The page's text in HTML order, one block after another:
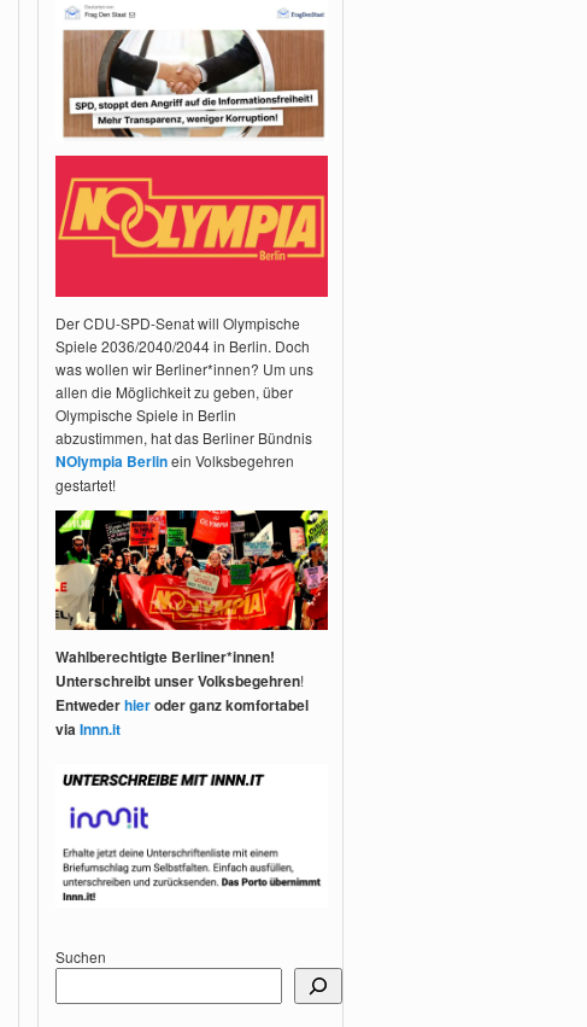
Der CDU-SPD-Senat will Olympische
Spiele 2036/2040/2044 in Berlin. Doch
was wollen wir Berliner*innen? Um uns
allen die Möglichkeit zu geben, über
Olympische Spiele in Berlin
abzustimmen, hat das Berliner Bündnis
NOlympia Berlinein Volksbegehren
gestartet!
Wahlberechtigte Berliner*innen!
Unterschreibt unser Volksbegehren!
Entwederhieroder ganz komfortabel
viaInnn.it
Suchen